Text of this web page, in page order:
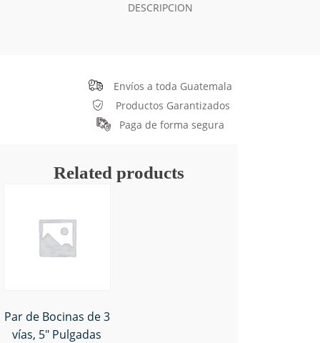
DESCRIPCION
Envíos a toda Guatemala
Productos Garantizados
Paga de forma segura
Related products
Par de Bocinas de 3
vías, 5" Pulgadas